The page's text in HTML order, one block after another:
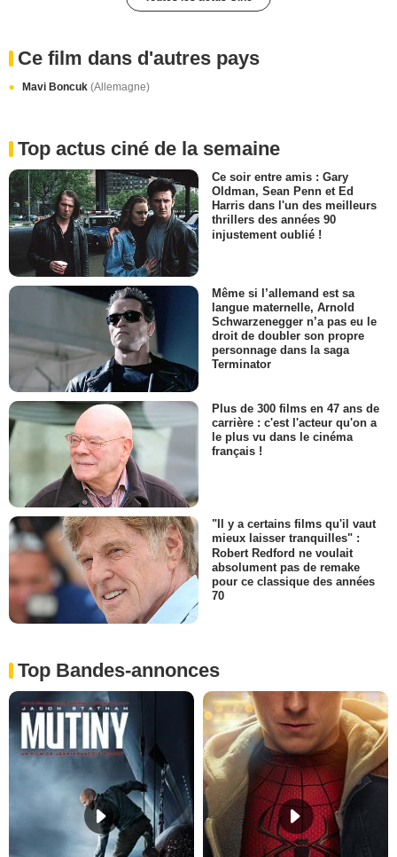
Ce film dans d'autres pays
Mavi Boncuk (Allemagne)
Top actus ciné de la semaine
Ce soir entre amis : Gary
Oldman, Sean Penn et Ed
Harris dans l'un des meilleurs
thrillers des années 90
injustement oublié !
Même si l’allemand est sa
langue maternelle, Arnold
Schwarzenegger n’a pas eu le
droit de doubler son propre
personnage dans la saga
Terminator
Plus de 300 films en 47 ans de
carrière : c'est l'acteur qu'on a
le plus vu dans le cinéma
français !
"Il y a certains films qu'il vaut
mieux laisser tranquilles" :
Robert Redford ne voulait
absolument pas de remake
pour ce classique des années
70
Top Bandes-annonces